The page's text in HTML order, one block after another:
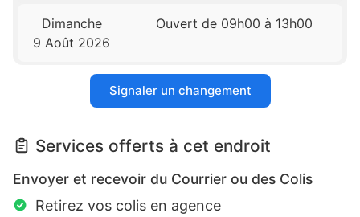
Dimanche
9 Août 2026
Ouvert de 09h00 à 13h00
Signaler un changement
Services offerts à cet endroit
Envoyer et recevoir du Courrier ou des Colis
Retirez vos colis en agence